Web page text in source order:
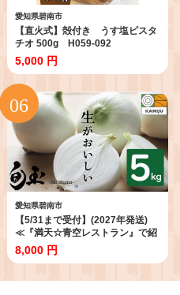
愛知県碧南市
【直火式】殻付き うす塩ピスタ
チオ 500g H059-092
5,000 円
愛知県碧南市
【5/31まで受付】(2027年発送)
≪『満天☆青空レストラン』で紹
介されました！≫新玉ねぎ 生がお
いしい 神重農産のブランド玉ねぎ
ぎ 国産 愛知県産 野菜 やさい 農家
8,000 円